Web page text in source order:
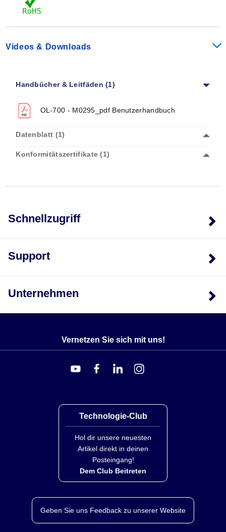
Videos & Downloads
Handbücher & Leitfäden (1)
OL-700 - M0295_pdf Benutzerhandbuch
Datenblatt (1)
Konformitätszertifikate (1)
Schnellzugriff
Support
Unternehmen
Vernetzen Sie sich mit uns!
Technologie-Club
Hol dir unsere neuesten
Artikel direkt in deinen
Posteingang!
Dem Club Beitreten
Geben Sie uns Feedback zu unserer Website